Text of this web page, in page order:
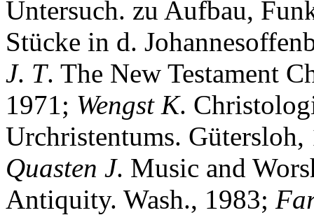
Untersuch. zu Aufbau,
Stücke in d.
J. T. The New Testament
1971; Wengst K.
Urchristentums.
Quasten J. Music and
Antiquity. Wash., 1983;